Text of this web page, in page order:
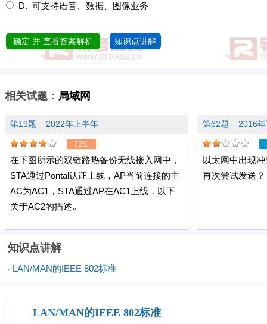
D. 可支持语音、数据、图像业务
确定 并 查看答案解析 知识点讲解
相关试题： 局域网
第19题 2022年上半年
72%
在下图所示的双链路热备份无线接入网中，
STA通过Pontal认证上线，AP当前连接的主
AC为AC1，STA通过AP在AC1上线，以下
关于AC2的描述..
第62题 2016
以太网中出现
再次尝试发送
知识点讲解
· LAN/MAN的IEEE 802标准
LAN/MAN的IEEE 802标准